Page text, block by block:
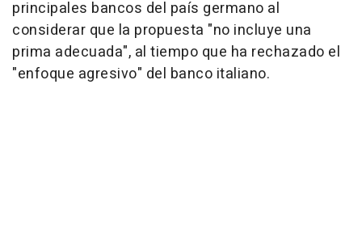
principales bancos del país germano al
considerar que la propuesta "no incluye una
prima adecuada", al tiempo que ha rechazado el
"enfoque agresivo" del banco italiano.